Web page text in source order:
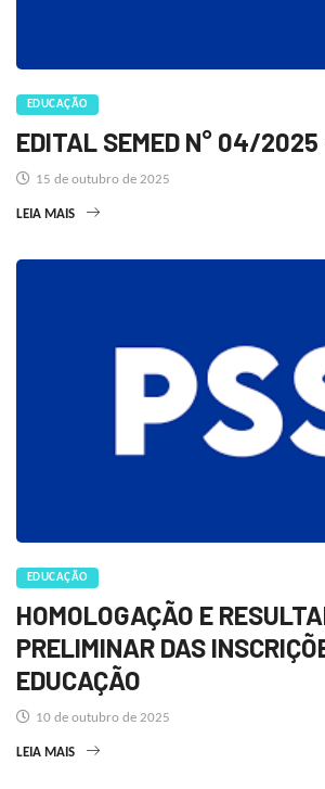
EDUCAÇÃO
EDITAL SEMED N° 04/2025
15 de outubro de 2025
LEIA MAIS
EDUCAÇÃO
HOMOLOGAÇÃO E
PRELIMINAR DAS
EDUCAÇÃO
10 de outubro de 2025
LEIA MAIS